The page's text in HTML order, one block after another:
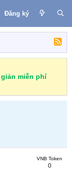
Đăng ký
miễn phí
VNB Token
0